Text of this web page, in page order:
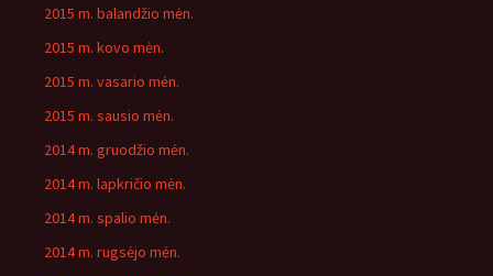
2015 m. balandžio mėn.
2015 m. kovo mėn.
2015 m. vasario mėn.
2015 m. sausio mėn.
2014 m. gruodžio mėn.
2014 m. lapkričio mėn.
2014 m. spalio mėn.
2014 m. rugsėjo mėn.